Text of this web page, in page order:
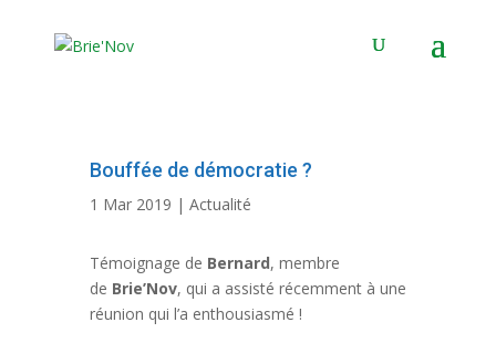
Bouffée de démocratie ?
1 Mar 2019 | Actualité
Témoignage de Bernard, membre
de Brie’Nov, qui a assisté récemment à une
réunion qui l’a enthousiasmé !